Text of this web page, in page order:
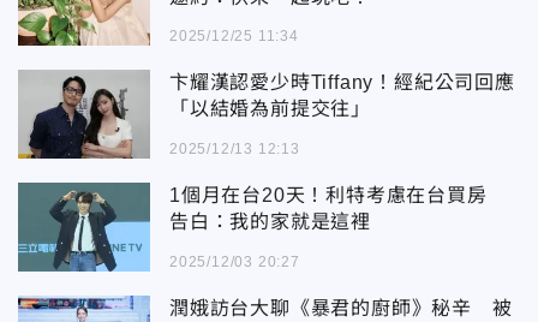
2025/12/25 11:34
卞耀漢認愛少時Tiffany！經紀公司回應
「以結婚為前提交往」
2025/12/13 12:13
1個月在台20天！利特考慮在台買房
告白：我的家就是這裡
2025/12/03 20:27
潤娥訪台大聊《暴君的廚師》秘辛 被